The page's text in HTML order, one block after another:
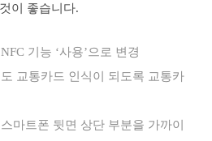
이 좋습니다.
기능 ‘사용’으로 변경
교통카드 인식이 되도록 교통카
마트폰 뒷면 상단 부분을 가까이